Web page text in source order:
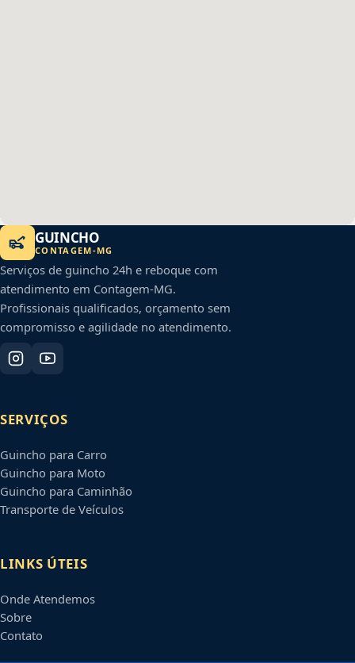
GUINCHO
CONTAGEM-MG
Serviços de guincho 24h e reboque com
atendimento em Contagem-MG.
Profissionais qualificados, orçamento sem
compromisso e agilidade no atendimento.
SERVIÇOS
Guincho para Carro
Guincho para Moto
Guincho para Caminhão
Transporte de Veículos
LINKS ÚTEIS
Onde Atendemos
Sobre
Contato